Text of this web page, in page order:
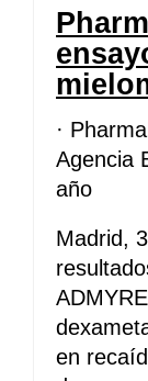
·
Agencia
año
Madrid,
en